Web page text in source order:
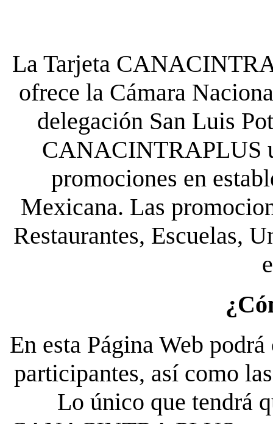
La Tarjeta
ofrece la Cámara
delegación San Luis
CANACINTRAPLUS
promociones en
Mexicana. Las
Restaurantes, Escuelas,
En esta Página Web
participantes, así como
Lo único que tendrá